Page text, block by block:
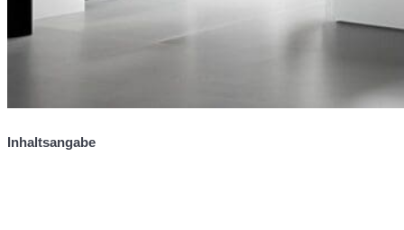
Inhaltsangabe